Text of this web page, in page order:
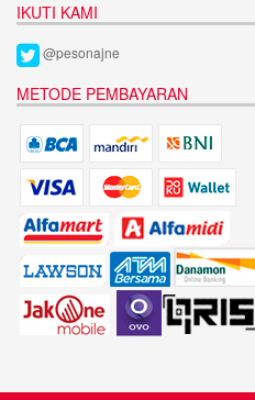
IKUTI KAMI
@pesonajne
METODE PEMBAYARAN